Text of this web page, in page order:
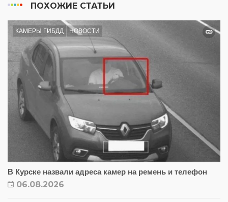
ПОХОЖИЕ СТАТЬИ
КАМЕРЫ ГИБДД НОВОСТИ
В Курске назвали адреса камер на ремень и телефон
06.08.2026